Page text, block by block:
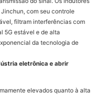
com seu controle
filtram interferências com
5G estável e de alta
da tecnologia de
eletrônica e abrir
elevados quanto à alta